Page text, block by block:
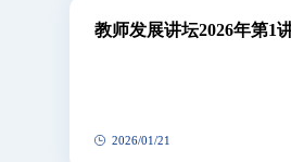
教师发展讲坛2026年第1
2026/01/21